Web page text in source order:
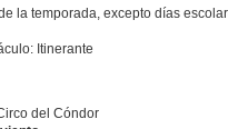
la temporada, excepto días
Itinerante
del Cóndor